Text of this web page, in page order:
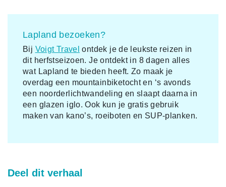
Lapland bezoeken?
Bij Voigt Travel ontdek je de leukste reizen in
dit herfstseizoen. Je ontdekt in 8 dagen alles
wat Lapland te bieden heeft. Zo maak je
overdag een mountainbiketocht en ‘s avonds
een noorderlichtwandeling en slaapt daarna in
een glazen iglo. Ook kun je gratis gebruik
maken van kano’s, roeiboten en SUP-planken.
Deel dit verhaal